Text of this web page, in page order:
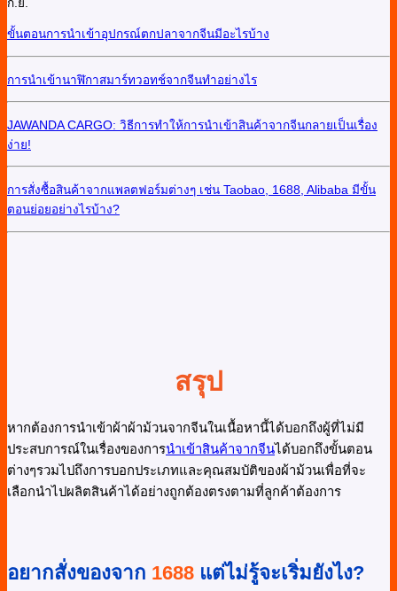
ก.ย.
ขั้นตอนการนำเข้าอุปกรณ์ตกปลาจากจีนมีอะไรบ้าง
การนำเข้านาฬิกาสมาร์ทวอทช์จากจีนทำอย่างไร
JAWANDA CARGO: วิธีการทำให้การนำเข้าสินค้าจากจีนกลายเป็นเรื่อง
ง่าย!
การสั่งซื้อสินค้าจากแพลตฟอร์มต่างๆ เช่น Taobao, 1688, Alibaba มีขั้น
ตอนย่อยอย่างไรบ้าง?
สรุป
หากต้องการนำเข้าผ้าผ้าม้วนจากจีนในเนื้อหานี้ได้บอกถึงผู้ที่ไม่มี
ประสบการณ์ในเรื่องของการนำเข้าสินค้าจากจีนได้บอกถึงขั้นตอน
ต่างๆรวมไปถึงการบอกประเภทและคุณสมบัติของผ้าม้วนเพื่อที่จะ
เลือกนำไปผลิตสินค้าได้อย่างถูกต้องตรงตามที่ลูกค้าต้องการ
อยากสั่งของจาก 1688 แต่ไม่รู้จะเริ่มยังไง?